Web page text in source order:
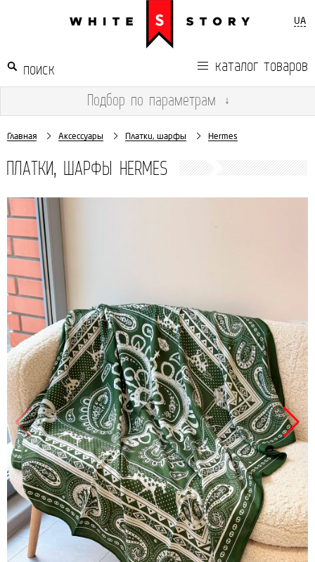
UA
каталог товаров
Подбор по параметрам ↓
Главная Аксессуары Платки, шарфы Hermes
ПЛАТКИ, ШАРФЫ HERMES